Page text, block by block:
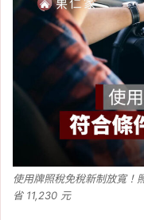
使用牌照稅免稅新制放寬！
省 11,230 元